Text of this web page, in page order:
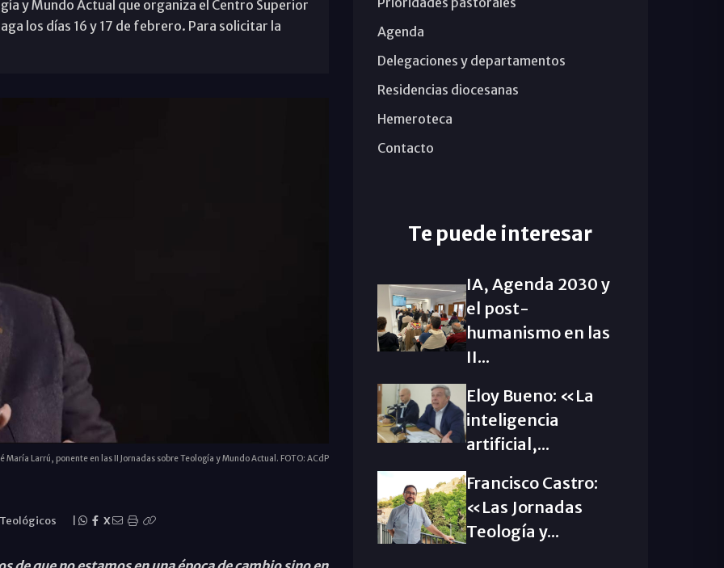
y Mundo Actual que organiza el Centro Superior
los días 16 y 17 de febrero. Para solicitar la
María Larrú, ponente en las II Jornadas sobre Teología y Mundo Actual. FOTO: ACdP
X
Agenda
Delegaciones y departamentos
Residencias diocesanas
Hemeroteca
Contacto
Te puede interesar
IA, Agenda 2030 y
el post-
humanismo en las
II...
Eloy Bueno: «La
inteligencia
artificial,...
Francisco Castro:
«Las Jornadas
Teología y...